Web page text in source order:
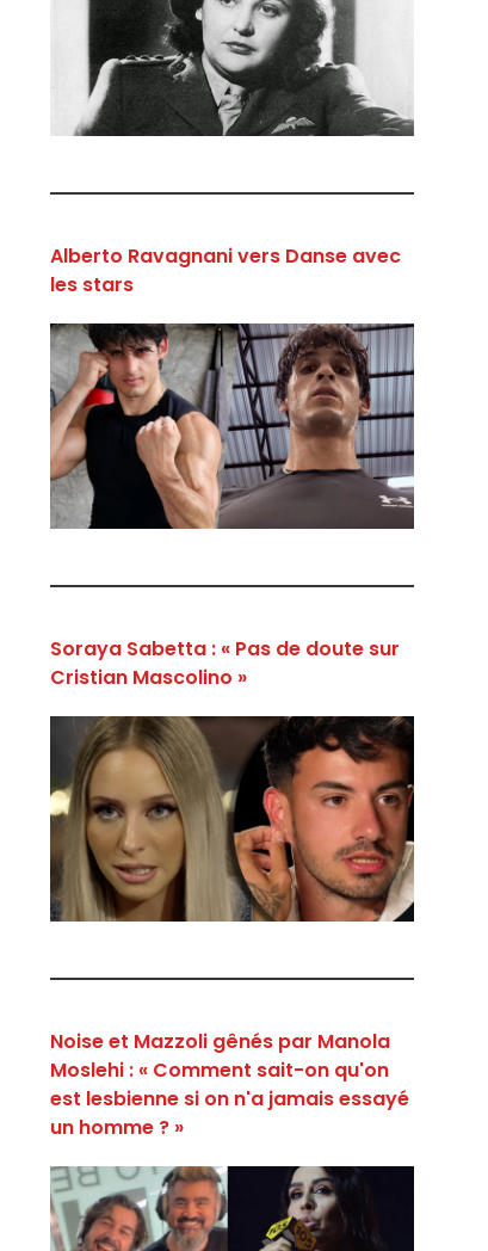
Alberto Ravagnani vers Danse avec
les stars
Soraya Sabetta : « Pas de doute sur
Cristian Mascolino »
Noise et Mazzoli gênés par Manola
Moslehi : « Comment sait-on qu'on
est lesbienne si on n'a jamais essayé
un homme ? »